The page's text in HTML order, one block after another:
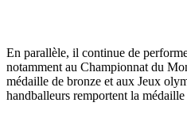
En parallèle, il continue de
notamment au Championnat du
médaille de bronze et aux Jeux
handballeurs remportent la médaille